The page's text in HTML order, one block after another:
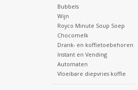
Bubbels
Wijn
Royco Minute Soup Soep
Chocomelk
Drank- en koffietoebehoren
Instant en Vending
Automaten
Vloeibare diepvries koffie